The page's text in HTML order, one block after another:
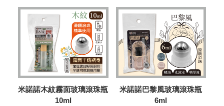
米諾諾木紋霧面玻璃滾珠瓶
10ml
米諾諾巴黎風玻璃滾珠瓶
6ml